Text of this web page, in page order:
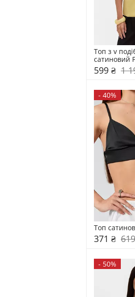
Топ з v
сатиновий
599 ₴ 1
- 40%
Топ
371 ₴
- 50%